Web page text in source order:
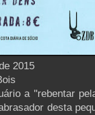
2015
a "rebentar
desta